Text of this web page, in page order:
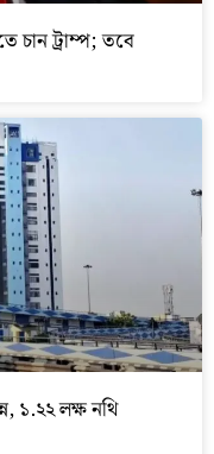
চান ট্রাম্প; তবে
১.২২ লক্ষ নথি